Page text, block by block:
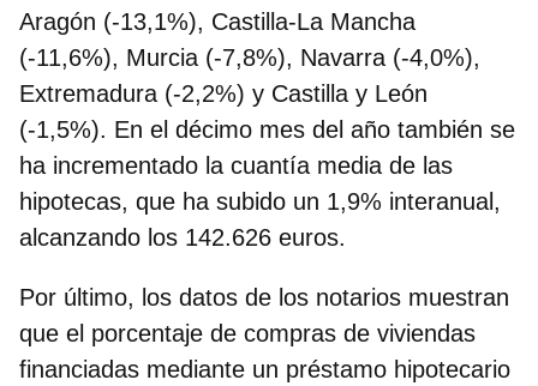
Aragón (‑13,1%), Castilla-La Mancha
(-11,6%), Murcia (-7,8%), Navarra (-4,0%),
Extremadura (-2,2%) y Castilla y León
(-1,5%). En el décimo mes del año también se
ha incrementado la cuantía media de las
hipotecas, que ha subido un 1,9% interanual,
alcanzando los 142.626 euros.
Por último, los datos de los notarios muestran
que el porcentaje de compras de viviendas
financiadas mediante un préstamo hipotecario